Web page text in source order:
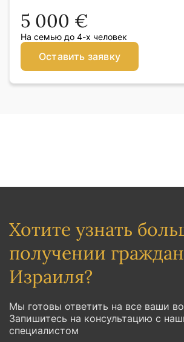
5 000 €
На семью до 4-х человек
Оставить заявку
Хотите узнать
получении
Израиля?
Мы готовы ответить на все ваши
Запишитесь на консультацию с
специалистом